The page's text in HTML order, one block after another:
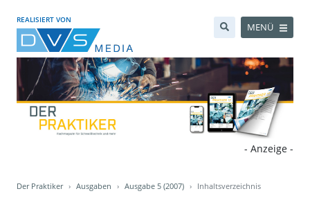
REALISIERT VON
MENÜ
- Anzeige -
Der Praktiker Ausgaben Ausgabe 5 (2007) Inhaltsverzeichnis